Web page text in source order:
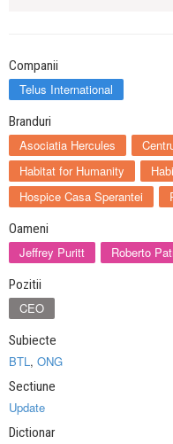
Companii
Telus International
Branduri
Asociatia Hercules
Habitat for Humanity
Hospice Casa Sperantei
Oameni
Jeffrey Puritt Roberto
Pozitii
CEO
Subiecte
BTL, ONG
Sectiune
Update
Dictionar